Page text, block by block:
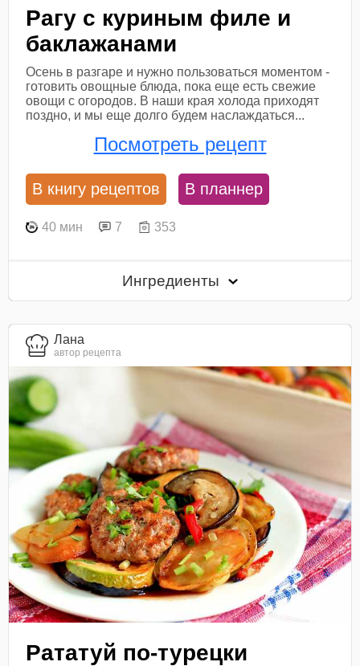
Рагу с куриным филе и
баклажанами
Осень в разгаре и нужно пользоваться моментом -
готовить овощные блюда, пока еще есть свежие
овощи с огородов. В наши края холода приходят
поздно, и мы еще долго будем наслаждаться...
Посмотреть рецепт
В книгу рецептов В планнер
40 мин 7 353
Ингредиенты
Лана
автор рецепта
Рататуй по-турецки